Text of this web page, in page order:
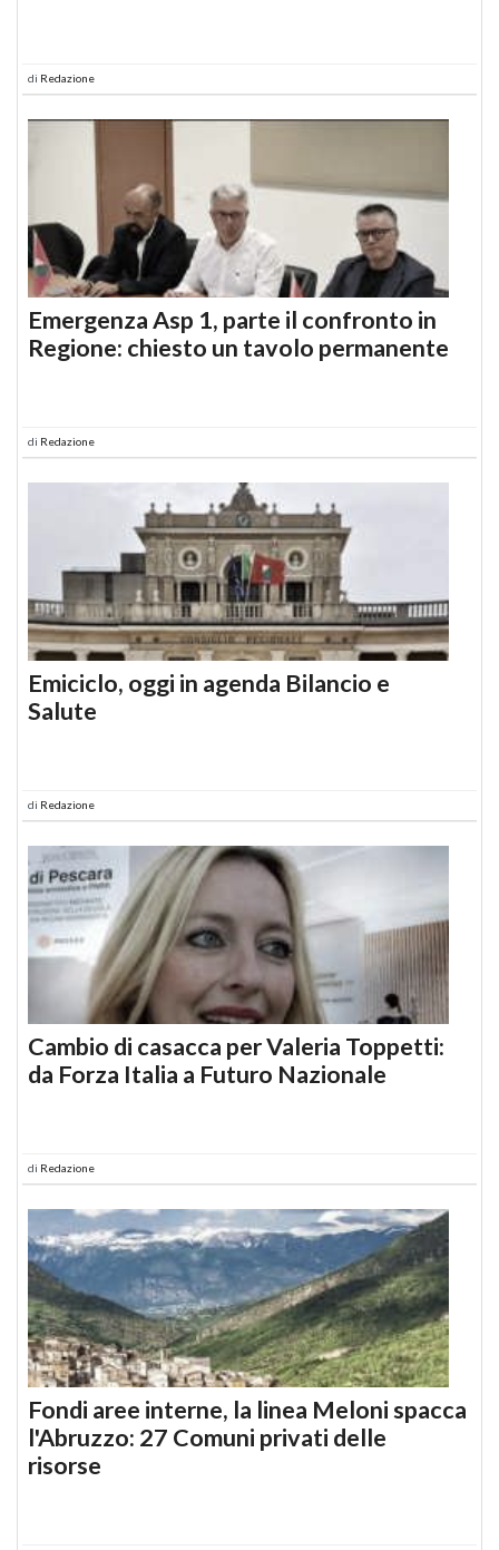
di Redazione
Emergenza Asp 1, parte il confronto in
Regione: chiesto un tavolo permanente
di Redazione
Emiciclo, oggi in agenda Bilancio e
Salute
di Redazione
Cambio di casacca per Valeria Toppetti:
da Forza Italia a Futuro Nazionale
di Redazione
Fondi aree interne, la linea Meloni spacca
l'Abruzzo: 27 Comuni privati delle
risorse